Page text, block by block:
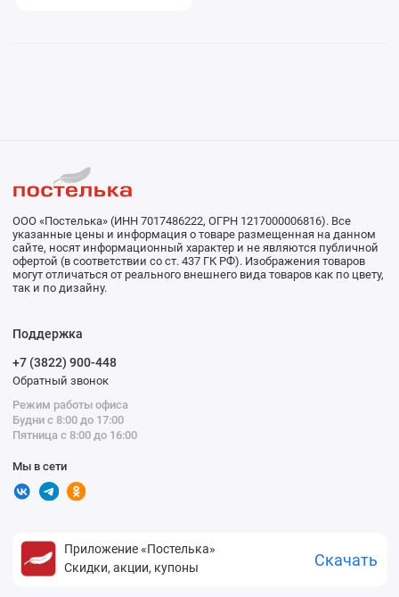
ООО «Постелька» (ИНН 7017486222, ОГРН 1217000006816). Все
указанные цены и информация о товаре размещенная на данном
сайте, носят информационный характер и не являются публичной
офертой (в соответствии со ст. 437 ГК РФ). Изображения товаров
могут отличаться от реального внешнего вида товаров как по цвету,
так и по дизайну.
Поддержка
+7 (3822) 900-448
Обратный звонок
Режим работы офиса
Будни с 8:00 до 17:00
Пятница с 8:00 до 16:00
Мы в сети
Приложение «Постелька»
Скидки, акции, купоны
Скачать